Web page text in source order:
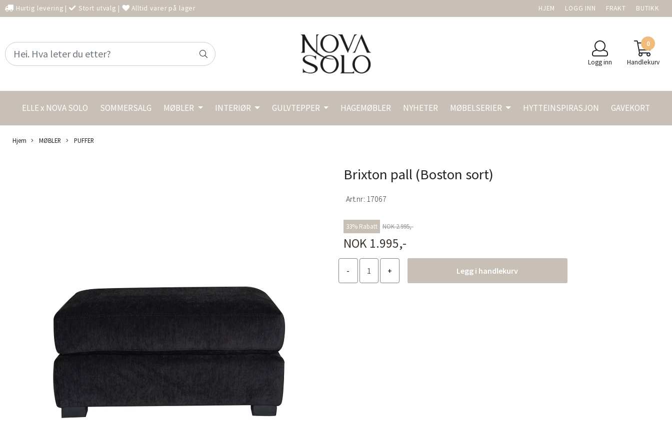
Hurtig levering | Stort utvalg | Alltid varer på lager HJEM LOGG INN FRAKT BUTIKK
Logg inn
0
Handlekurv
ELLE x NOVA SOLO SOMMERSALG MØBLER INTERIØR GULVTEPPER HAGEMØBLER NYHETER MØBELSERIER HYTTEINSPIRASJON GAVEKORT
Hjem MØBLER PUFFER
Brixton pall (Boston sort)
Art.nr: 17067
33% Rabatt NOK 2.995,-
NOK 1.995,-
Legg i handlekurv